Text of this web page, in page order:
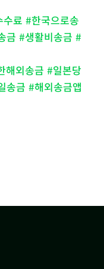
료 #한국으로송
금 #생활비송금 #
해외송금 #일본당
송금 #해외송금앱